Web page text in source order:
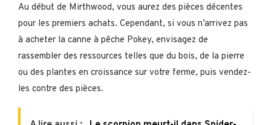
Au début de Mirthwood, vous aurez des pièces décentes
pour les premiers achats. Cependant, si vous n’arrivez pas
à acheter la canne à pêche Pokey, envisagez de
rassembler des ressources telles que du bois, de la pierre
ou des plantes en croissance sur votre ferme, puis vendez-
les contre des pièces.